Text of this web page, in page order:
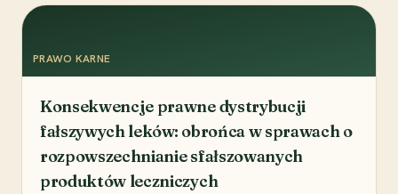
PRAWO KARNE
Konsekwencje prawne dystrybucji
fałszywych leków: obrońca w sprawach o
rozpowszechnianie sfałszowanych
produktów leczniczych